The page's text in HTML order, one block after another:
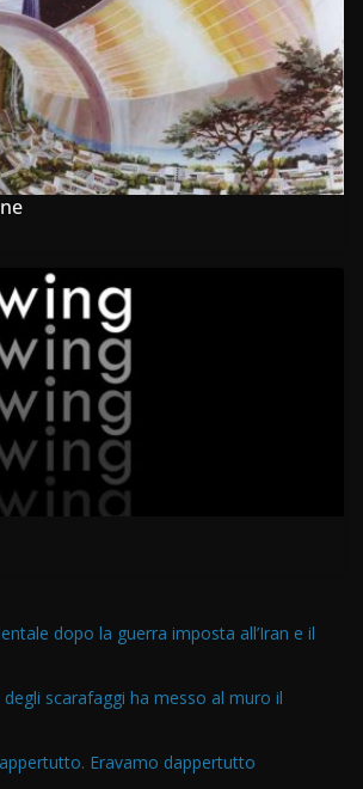
dopo la guerra imposta all’Iran e il
scarafaggi ha messo al muro il
Eravamo dappertutto